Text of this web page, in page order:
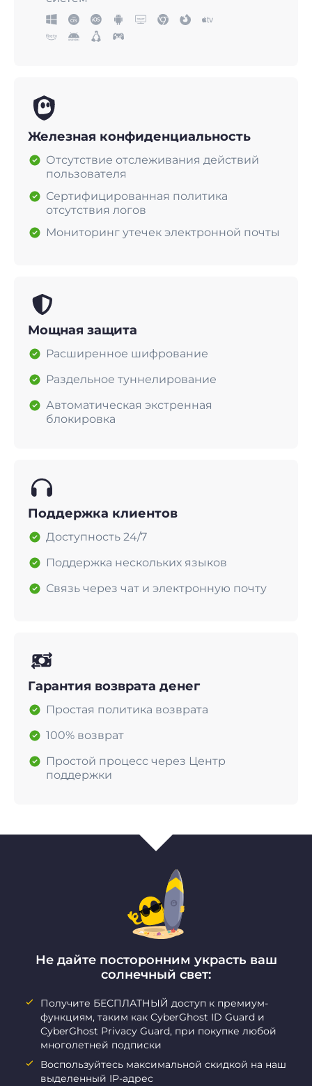
Железная конфиденциальность
Отсутствие отслеживания действий
пользователя
Сертифицированная политика
отсутствия логов
Мониторинг утечек электронной почты
Мощная защита
Расширенное шифрование
Раздельное туннелирование
Автоматическая экстренная
блокировка
Поддержка клиентов
Доступность 24/7
Поддержка нескольких языков
Связь через чат и электронную почту
Гарантия возврата денег
Простая политика возврата
100% возврат
Простой процесс через Центр
поддержки
Не дайте посторонним украсть ваш
солнечный свет:
Получите БЕСПЛАТНЫЙ доступ к премиум-
функциям, таким как CyberGhost ID Guard и
CyberGhost Privacy Guard, при покупке любой
многолетней подписки
Воспользуйтесь максимальной скидкой на наш
выделенный IP-адрес